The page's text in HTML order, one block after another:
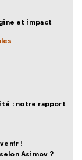
et impact
: notre rapport
!
Asimov ?